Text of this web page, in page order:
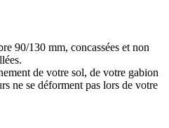
90/130 mm, concassées et non
de votre sol, de votre gabion
ne se déforment pas lors de votre